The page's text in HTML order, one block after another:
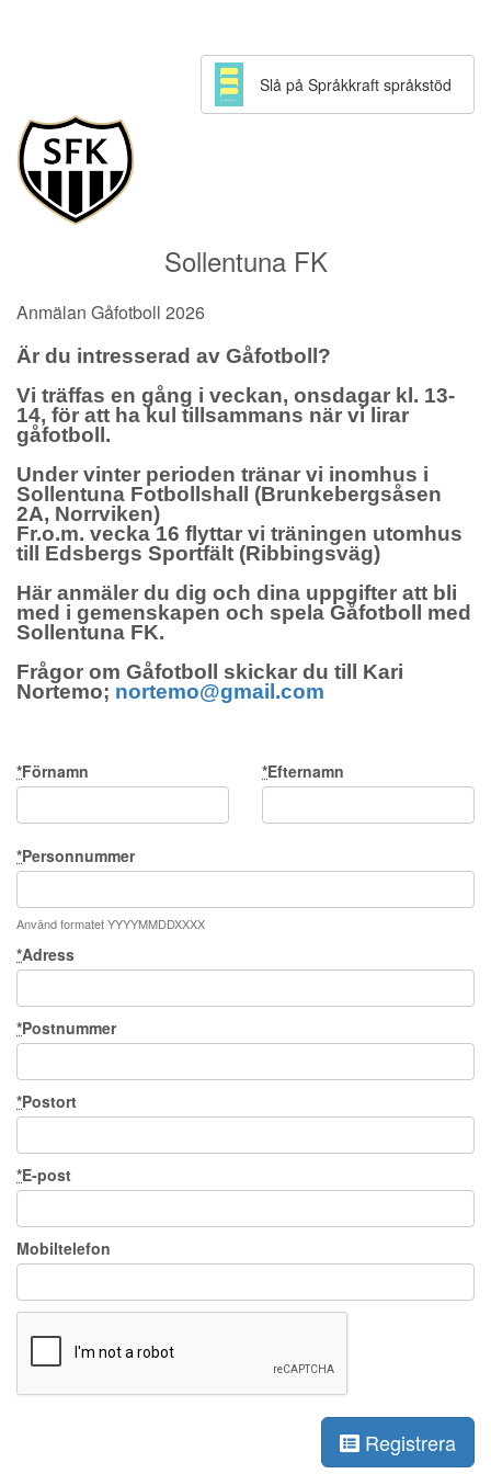
Slå på Språkkraft språkstöd
Sollentuna FK
Anmälan Gåfotboll 2026
Är du intresserad av Gåfotboll?
Vi träffas en gång i veckan, onsdagar kl. 13-
14, för att ha kul tillsammans när vi lirar
gåfotboll.
Under vinter perioden tränar vi inomhus i
Sollentuna Fotbollshall (Brunkebergsåsen
2A, Norrviken)
Fr.o.m. vecka 16 flyttar vi träningen utomhus
till Edsbergs Sportfält (Ribbingsväg)
Här anmäler du dig och dina uppgifter att bli
med i gemenskapen och spela Gåfotboll med
Sollentuna FK.
Frågor om Gåfotboll skickar du till Kari
Nortemo; nortemo@gmail.com
*Förnamn *Efternamn
*Personnummer
Använd formatet YYYYMMDDXXXX
*Adress
*Postnummer
*Postort
*E-post
Mobiltelefon
Registrera